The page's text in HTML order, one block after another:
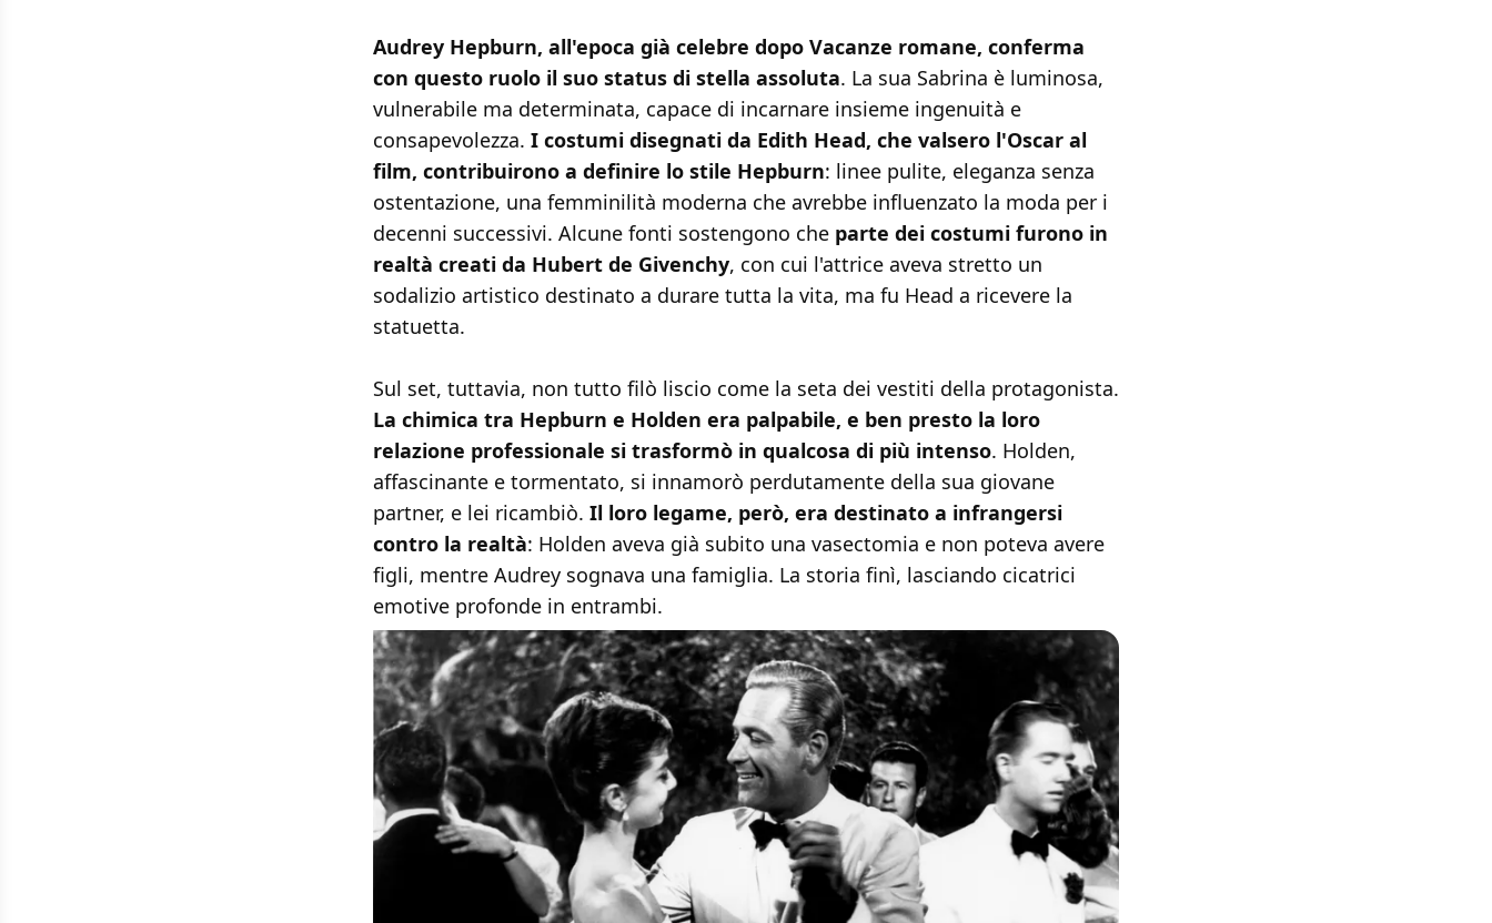
Audrey Hepburn, all'epoca già celebre dopo Vacanze romane, conferma
con questo ruolo il suo status di stella assoluta. La sua Sabrina è luminosa,
vulnerabile ma determinata, capace di incarnare insieme ingenuità e
consapevolezza. I costumi disegnati da Edith Head, che valsero l'Oscar al
film, contribuirono a definire lo stile Hepburn: linee pulite, eleganza senza
ostentazione, una femminilità moderna che avrebbe influenzato la moda per i
decenni successivi. Alcune fonti sostengono che parte dei costumi furono in
realtà creati da Hubert de Givenchy, con cui l'attrice aveva stretto un
sodalizio artistico destinato a durare tutta la vita, ma fu Head a ricevere la
statuetta.
Sul set, tuttavia, non tutto filò liscio come la seta dei vestiti della protagonista.
La chimica tra Hepburn e Holden era palpabile, e ben presto la loro
relazione professionale si trasformò in qualcosa di più intenso. Holden,
affascinante e tormentato, si innamorò perdutamente della sua giovane
partner, e lei ricambiò. Il loro legame, però, era destinato a infrangersi
contro la realtà: Holden aveva già subito una vasectomia e non poteva avere
figli, mentre Audrey sognava una famiglia. La storia finì, lasciando cicatrici
emotive profonde in entrambi.